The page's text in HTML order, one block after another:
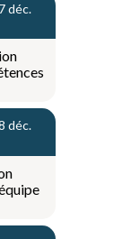
déc.
déc.